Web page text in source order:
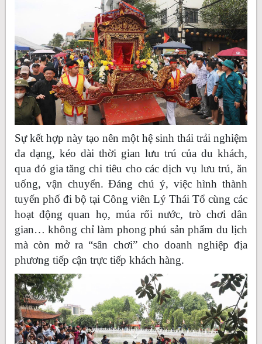
Sự kết hợp này tạo nên một hệ sinh thái trải nghiệm
đa dạng, kéo dài thời gian lưu trú của du khách,
qua đó gia tăng chi tiêu cho các dịch vụ lưu trú, ăn
uống, vận chuyển. Đáng chú ý, việc hình thành
tuyến phố đi bộ tại Công viên Lý Thái Tổ cùng các
hoạt động quan họ, múa rối nước, trò chơi dân
gian… không chỉ làm phong phú sản phẩm du lịch
mà còn mở ra “sân chơi” cho doanh nghiệp địa
phương tiếp cận trực tiếp khách hàng.